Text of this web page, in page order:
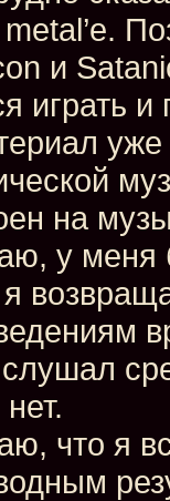
и
играть
на
у меня
что я